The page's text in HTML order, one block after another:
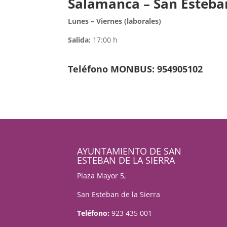
Lunes – Viernes (laborales)
Salida: 17:00 h
Teléfono MONBUS: 954905102
AYUNTAMIENTO DE SAN
ESTEBAN DE LA SIERRA
Plaza Mayor 5,
San Esteban de la Sierra
Teléfono: 923 435 001